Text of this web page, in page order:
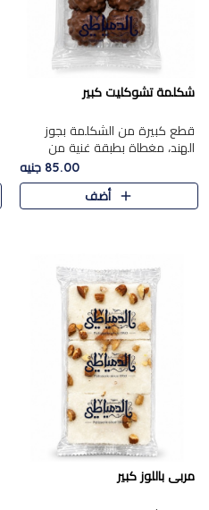
شكلمة تشوكليت كبير
قطع كبيرة من الشكلمة بجوز
الهند، مغطاة بطبقة غنية من
الشوكولاتة الفاخرة لتجمع بين
القوام الطري من الداخل مركز جوز
الهند المطاطي والمذاق الغن..
85.00 جنيه
أضف
مربى باللوز كبير